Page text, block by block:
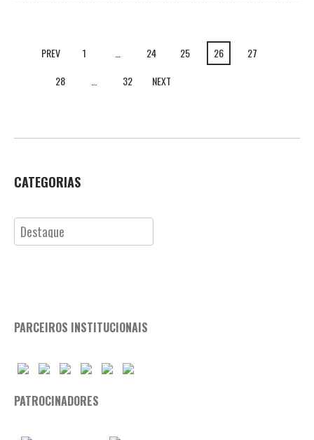
PREV 1 24 25 26
27
28
32 NEXT
CATEGORIAS
Categorias
PARCEIROS INSTITUCIONAIS
PATROCINADORES